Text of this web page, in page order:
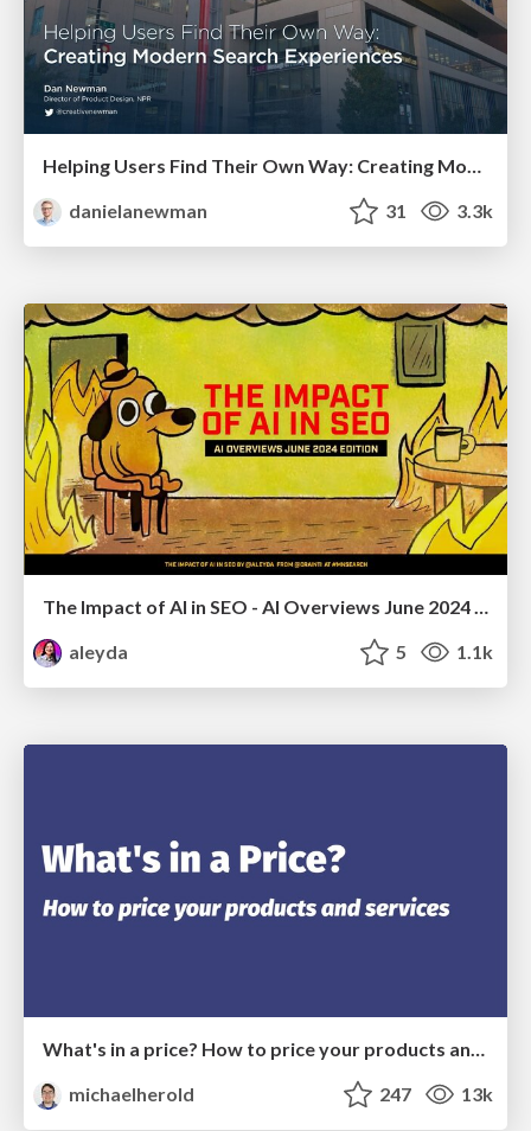
Helping Users Find Their Own Way: Creating Modern Search Experiences
danielanewman
31 3.3k
The Impact of AI in SEO - AI Overviews June 2024 Edition
aleyda
5 1.1k
What's in a price? How to price your products and services
michaelherold
247 13k